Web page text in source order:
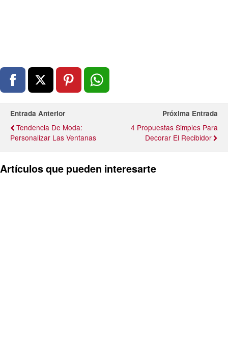
Entrada Anterior
Tendencia De Moda:
Personalizar Las Ventanas
Próxima Entrada
4 Propuestas Simples Para
Decorar El Recibidor
Artículos que pueden interesarte